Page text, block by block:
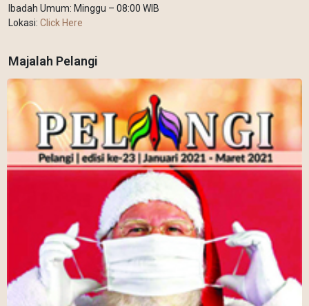
Ibadah Umum: Minggu – 08:00 WIB
Lokasi: Click Here
Majalah Pelangi